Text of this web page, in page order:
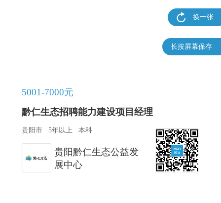
5001-7000元
黔仁生态招聘能力建设项目经理
贵阳市 5年以上 本科
贵阳黔仁生态公益发
展中心
换一张
长按屏幕保存